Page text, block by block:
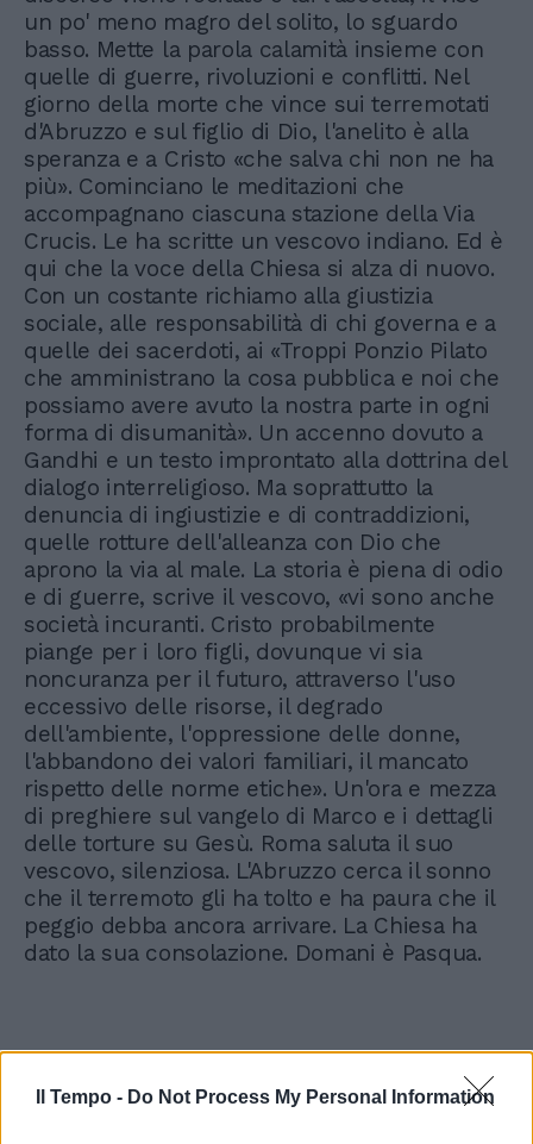
Il Tempo - Do Not Process My Personal Information
un po' meno magro del solito, lo sguardo
basso. Mette la parola calamità insieme con
quelle di guerre, rivoluzioni e conflitti. Nel
giorno della morte che vince sui terremotati
d'Abruzzo e sul figlio di Dio, l'anelito è alla
speranza e a Cristo «che salva chi non ne ha
più». Cominciano le meditazioni che
accompagnano ciascuna stazione della Via
Crucis. Le ha scritte un vescovo indiano. Ed è
qui che la voce della Chiesa si alza di nuovo.
Con un costante richiamo alla giustizia
sociale, alle responsabilità di chi governa e a
quelle dei sacerdoti, ai «Troppi Ponzio Pilato
che amministrano la cosa pubblica e noi che
possiamo avere avuto la nostra parte in ogni
forma di disumanità». Un accenno dovuto a
Gandhi e un testo improntato alla dottrina del
dialogo interreligioso. Ma soprattutto la
denuncia di ingiustizie e di contraddizioni,
quelle rotture dell'alleanza con Dio che
aprono la via al male. La storia è piena di odio
e di guerre, scrive il vescovo, «vi sono anche
società incuranti. Cristo probabilmente
piange per i loro figli, dovunque vi sia
noncuranza per il futuro, attraverso l'uso
eccessivo delle risorse, il degrado
dell'ambiente, l'oppressione delle donne,
l'abbandono dei valori familiari, il mancato
rispetto delle norme etiche». Un'ora e mezza
di preghiere sul vangelo di Marco e i dettagli
delle torture su Gesù. Roma saluta il suo
vescovo, silenziosa. L'Abruzzo cerca il sonno
che il terremoto gli ha tolto e ha paura che il
peggio debba ancora arrivare. La Chiesa ha
dato la sua consolazione. Domani è Pasqua.